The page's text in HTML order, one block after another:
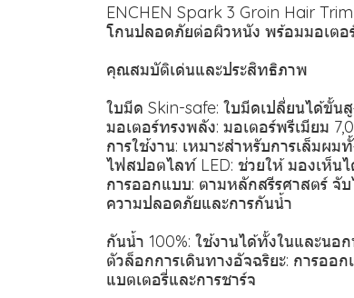
ENCHEN Spark 3 Groin Hair
โกนปลอดภัยต่อผิวหนัง พร้อมมอเตอ
คุณสมบัติเด่นและประสิทธิภาพ
ใบมีด Skin-safe: ใบมีดเปลี่ยนได้ขั้
มอเตอร์ทรงพลัง: มอเตอร์พรีเมียม
การใช้งาน: เหมาะสำหรับการเล็มผ
ไฟสปอตไลท์ LED: ช่วยให้ มองเห็น
การออกแบบ: ตามหลักสรีรศาสตร์ จั
ความปลอดภัยและการกันน้ำ
กันน้ำ 100%: ใช้งานได้ทั้งในและน
ตัวล็อกการเดินทางอัจฉริยะ: การออ
แบตเตอรี่และการชาร์จ